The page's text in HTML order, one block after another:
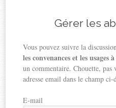
Gérer les
Vous pouvez suivre la
les convenances et les usages
un commentaire. Chouette,
adresse email dans le champ ci-
E-mail